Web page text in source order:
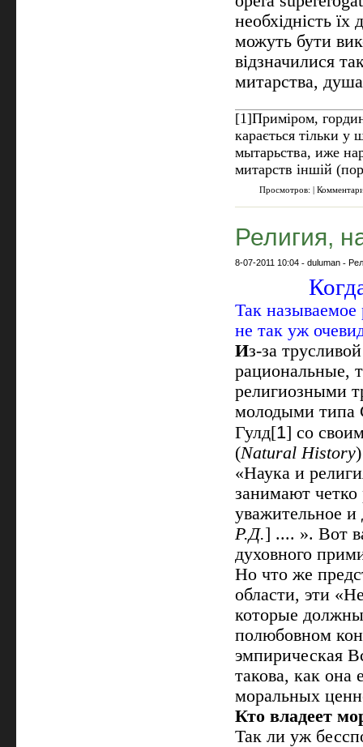
необхідність
можуть бути
відзначилися
митарства,
[1]Приміром,
карається тільки
мытарьства, иже
митарств іншій
Просмотров: |
Религия,
8-07-2011 10:04 -duluman -
Так называемое
не так уж
Из-за
рациональные,
религиозными
молодыми типа
Гулд[1] со
(Natural History
«Наука и
занимают
уважительное
Р.Д.] .... ». Вот
духовного
Но что же
области, эти
которые
полюбовном
эмпирическая
такова, как
моральных
Кто владеет
Так ли уж